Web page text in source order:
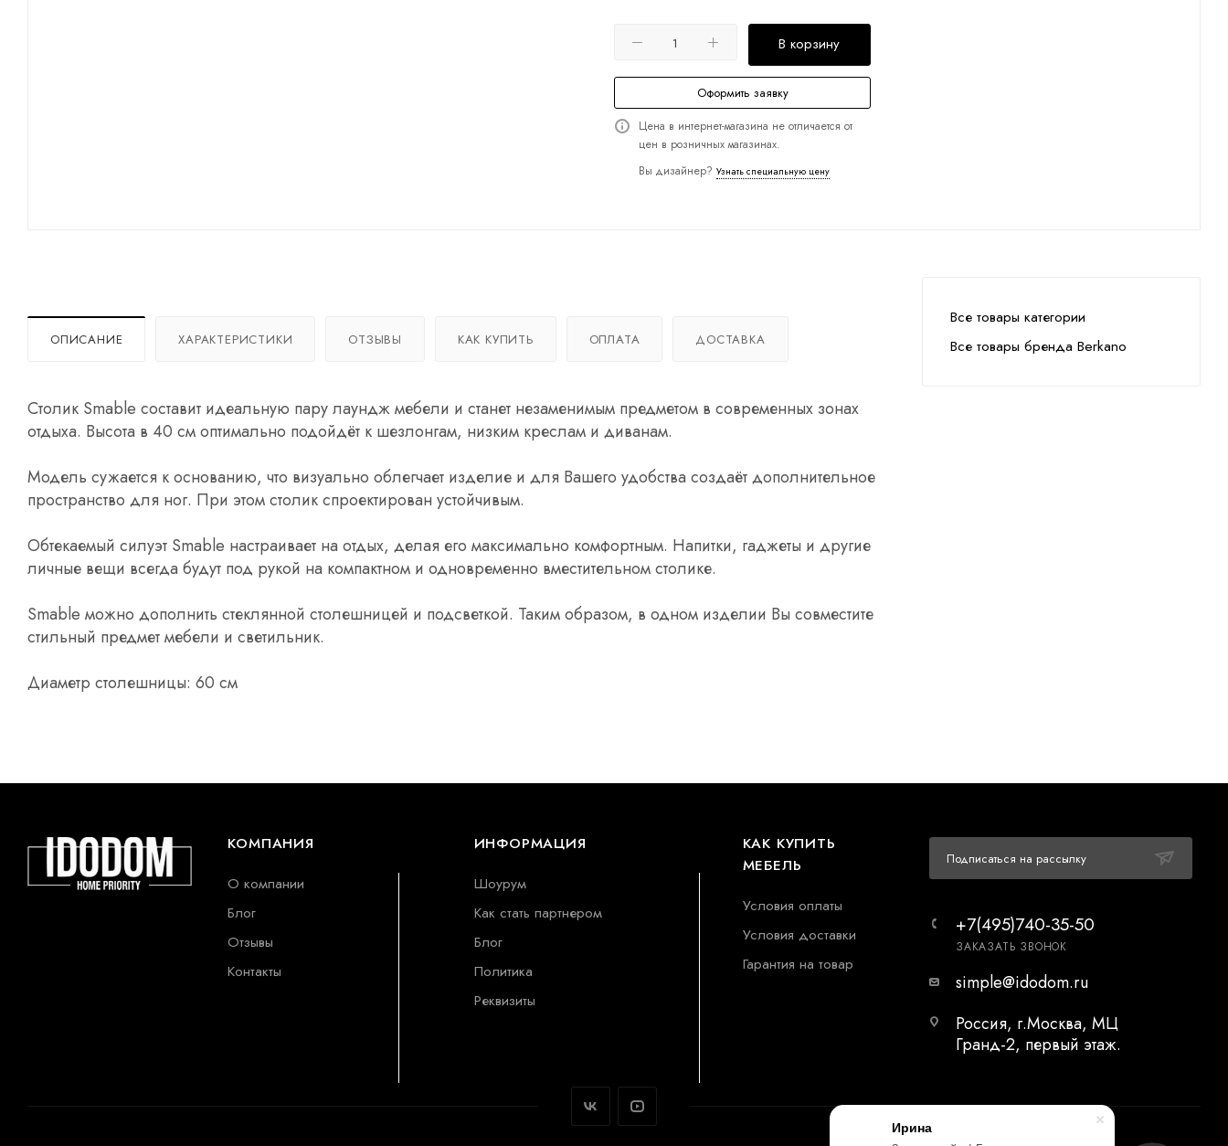
Ирина
В корзину
Оформить заявку
Цена в интернет-магазина не отличается от
цен в розничных магазинах.
Вы дизайнер? Узнать специальную цену
ОПИСАНИЕ ХАРАКТЕРИСТИКИ ОТЗЫВЫ КАК КУПИТЬ ОПЛАТА ДОСТАВКА
Столик Smable составит идеальную пару лаундж мебели и станет незаменимым предметом в современных зонах
отдыха. Высота в 40 см оптимально подойдёт к шезлонгам, низким креслам и диванам.
Модель сужается к основанию, что визуально облегчает изделие и для Вашего удобства создаёт дополнительное
пространство для ног. При этом столик спроектирован устойчивым.
Обтекаемый силуэт Smable настраивает на отдых, делая его максимально комфортным. Напитки, гаджеты и другие
личные вещи всегда будут под рукой на компактном и одновременно вместительном столике.
Smable можно дополнить стеклянной столешницей и подсветкой. Таким образом, в одном изделии Вы совместите
стильный предмет мебели и светильник.
Диаметр столешницы: 60 см
Все товары категории
Все товары бренда Berkano
КОМПАНИЯ
О компании
Блог
Отзывы
Контакты
ИНФОРМАЦИЯ
Шоурум
Как стать партнером
Блог
Политика
Реквизиты
КАК КУПИТЬ
МЕБЕЛЬ
Условия оплаты
Условия доставки
Гарантия на товар
Подписаться на рассылку
+7(495)740-35-50
ЗАКАЗАТЬ ЗВОНОК
simple@idodom.ru
Россия, г.Москва, МЦ
Гранд-2, первый этаж.